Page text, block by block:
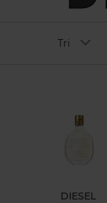
Tri
DIESEL